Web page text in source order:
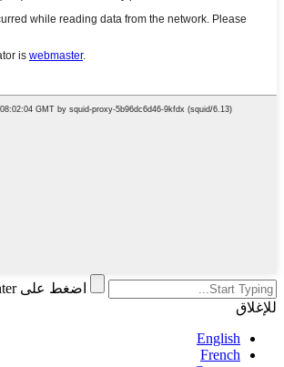
للإغلاق
English
French